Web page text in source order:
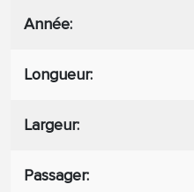
Année
Longueur
Largeur
Passager